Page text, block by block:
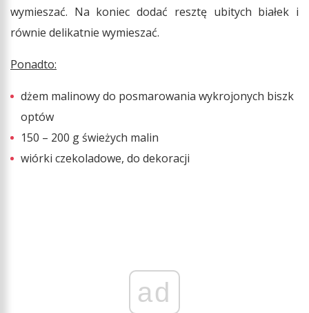
wymieszać. Na koniec dodać resztę ubitych białek i
równie delikatnie wymieszać.
Ponadto:
dżem malinowy do posmarowania wykrojonych biszk
optów
150 – 200 g świeżych malin
wiórki czekoladowe, do dekoracji
ad